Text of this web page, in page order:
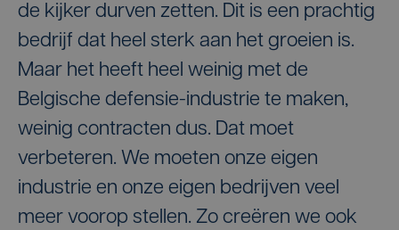
de kijker durven zetten. Dit is een prachtig
bedrijf dat heel sterk aan het groeien is.
Maar het heeft heel weinig met de
Belgische defensie-industrie te maken,
weinig contracten dus. Dat moet
verbeteren. We moeten onze eigen
industrie en onze eigen bedrijven veel
meer voorop stellen. Zo creëren we ook